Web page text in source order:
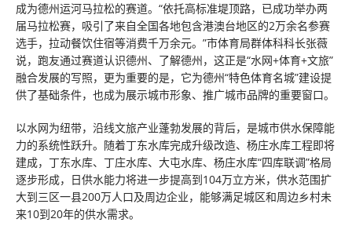
成为德州运河马拉松的赛道。“依托高标准堤顶路，已成功举办两
届马拉松赛，吸引了来自全国各地包含港澳台地区的2万余名参赛
选手，拉动餐饮住宿等消费千万余元。”市体育局群体科科长张薇
说，跑友通过赛道认识德州、了解德州，这正是“水网+体育+文旅”
融合发展的写照，更为重要的是，它为德州“特色体育名城”建设提
供了基础条件，也成为展示城市形象、推广城市品牌的重要窗口。
以水网为纽带，沿线文旅产业蓬勃发展的背后，是城市供水保障能
力的系统性跃升。随着丁东水库完成升级改造、杨庄水库工程即将
建成，丁东水库、丁庄水库、大屯水库、杨庄水库“四库联调”格局
逐步形成，日供水能力将进一步提高到104万立方米，供水范围扩
大到三区一县200万人口及周边企业，能够满足城区和周边乡村未
来10到20年的供水需求。